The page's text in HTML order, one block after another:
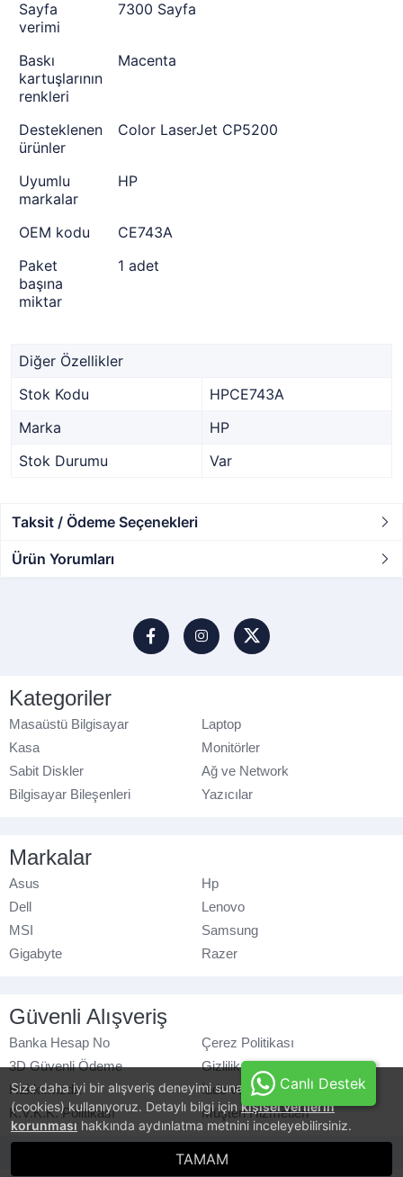
Size daha iyi bir alışveriş deneyimi sunabilmek için, çerezler
(cookies) kullanıyoruz. Detaylı bilgi için kişisel verilerin
korunması hakkında aydınlatma metnini inceleyebilirsiniz.
TAMAM
Sayfa
verimi
7300 Sayfa
Baskı
kartuşlarının
renkleri
Macenta
Desteklenen
ürünler
Color LaserJet CP5200
Uyumlu
markalar
HP
OEM kodu
CE743A
Paket
başına
miktar
1 adet
Diğer Özellikler
Stok Kodu
HPCE743A
Marka
HP
Stok Durumu
Var
Taksit / Ödeme Seçenekleri
Ürün Yorumları
Kategoriler
Masaüstü Bilgisayar
Laptop
Kasa
Monitörler
Sabit Diskler
Ağ ve Network
Bilgisayar Bileşenleri
Yazıcılar
Markalar
Asus
Hp
Dell
Lenovo
MSI
Samsung
Gigabyte
Razer
Güvenli Alışveriş
Banka Hesap No
Çerez Politikası
3D Güvenli Ödeme
Gizlilik Politikası
Hakkımızda
İade ve Değişim
K.V.K.K. Politikası
Müşteri Hizmetleri
© azaraks.com.tr - Tüm hakları saklıdır.
Canlı Destek